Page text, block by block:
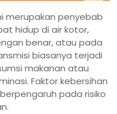
merupakan penyebab
hidup di air kotor,
benar, atau pada
biasanya terjadi
makanan atau
Faktor kebersihan
pada risiko